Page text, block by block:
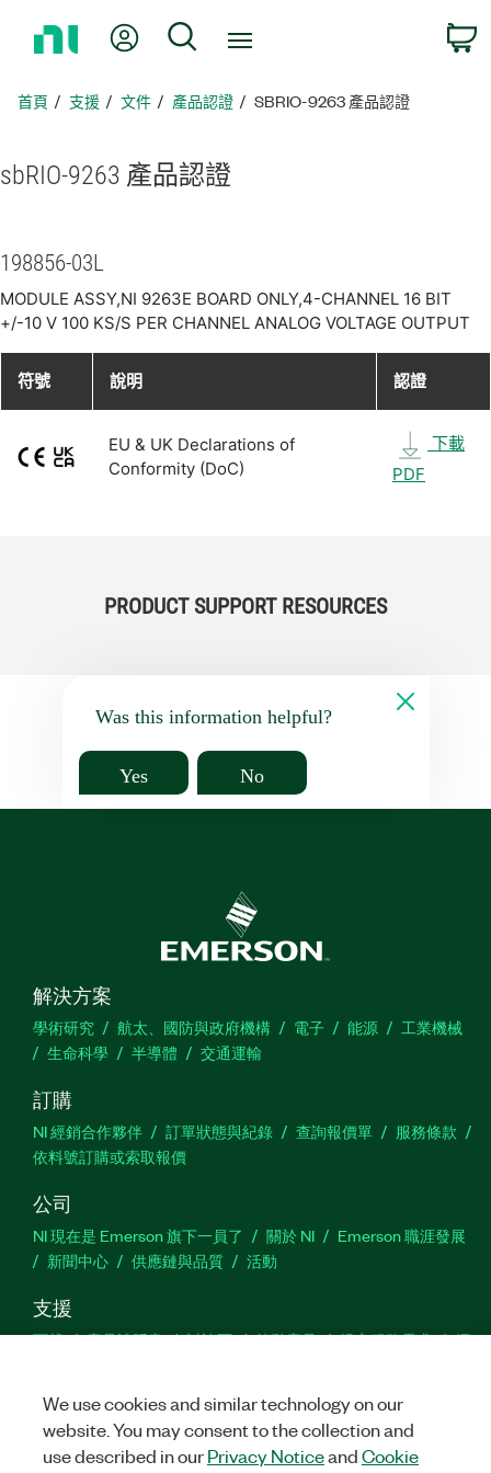
頁
我的帳號 搜尋
首頁 支援 文件 產品認證 SBRIO-9263 產品認證
sbRIO-9263 產品認證
198856-03L
MODULE ASSY,NI 9263E BOARD ONLY,4-CHANNEL 16 BIT
+/-10 V 100 KS/S PER CHANNEL ANALOG VOLTAGE OUTPUT
符號 說明 認證
EU & UK Declarations of
Conformity (DoC)
下載
PDF
PRODUCT SUPPORT RESOURCES
Was this information helpful?
Yes No
解決方案
學術研究 航太、國防與政府機構 電子 能源
工業機械
生命科學
半導體 交通運輸
訂購
NI 經銷合作夥伴 訂單狀態與紀錄 查詢報價單
服務條款
依料號訂購或索取報價
公司
NI 現在是 Emerson 旗下一員了 關於 NI
Emerson 職涯發展
新聞中心
供應鏈與品質 活動
支援
下載 產品說明書 討論區 啟動產品 提交服務需求
網
TwitterFacebook
We use cookies and similar technology on our
website. You may consent to the collection and
use described in ourPrivacy NoticeandCookie